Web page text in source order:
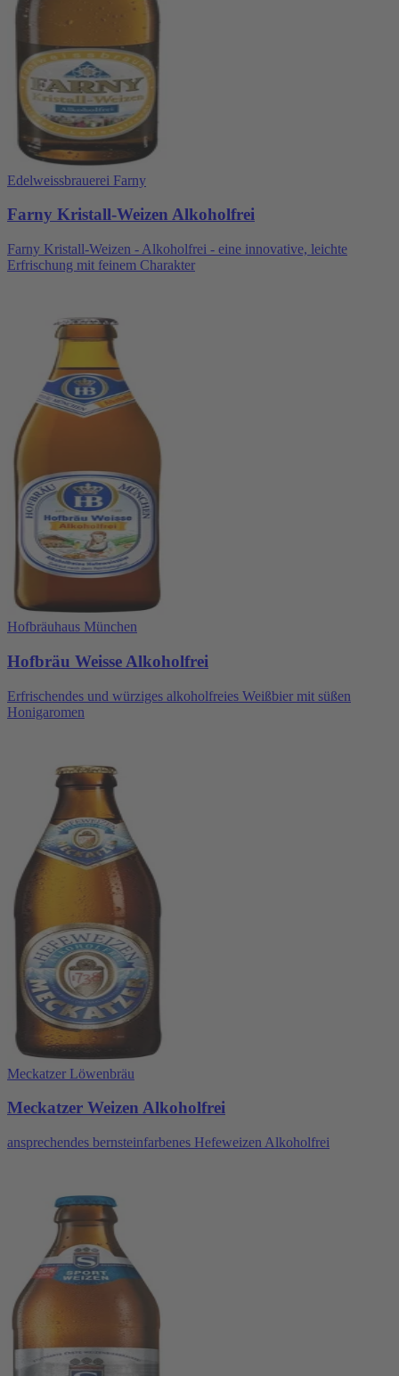
Edelweissbrauerei Farny
Farny Kristall-Weizen Alkoholfrei
Farny Kristall-Weizen - Alkoholfrei - eine innovative, leichte
Erfrischung mit feinem Charakter
Hofbräuhaus München
Hofbräu Weisse Alkoholfrei
Erfrischendes und würziges alkoholfreies Weißbier mit süßen
Honigaromen
Meckatzer Löwenbräu
Meckatzer Weizen Alkoholfrei
ansprechendes bernsteinfarbenes Hefeweizen Alkoholfrei